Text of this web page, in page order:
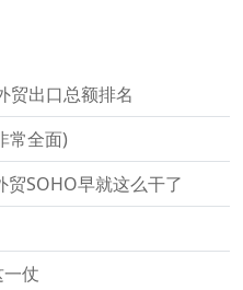
贸出口总额排名
常全面)
贸SOHO早就这么干了
仗